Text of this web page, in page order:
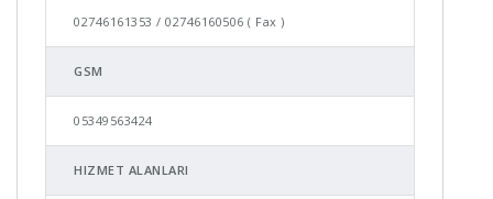
02746161353 / 02746160506 ( Fax )
GSM
05349563424
HIZMET ALANLARI